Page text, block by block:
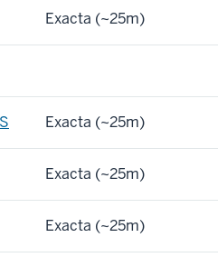
Exacta (~25m)
Exacta (~25m)
Exacta (~25m)
Exacta (~25m)